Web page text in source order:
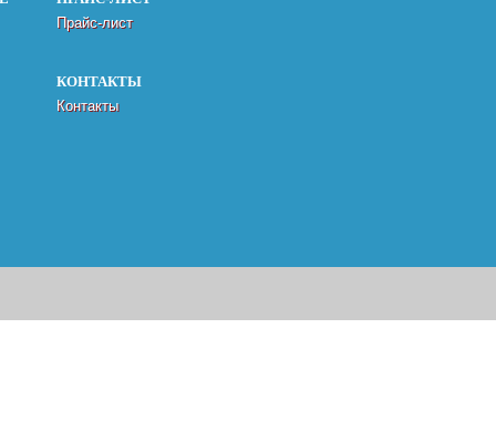
Прайс-лист
КОНТАКТЫ
Контакты